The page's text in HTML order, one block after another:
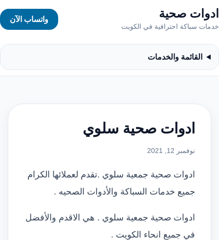
ادوات صحية
خدمات سباكة احترافية في الكويت
واتساب الآن
القائمة والخدمات
ادوات صحية سلوي
نوفمبر 12, 2021
ادوات صحية جمعية سلوي .تقدم لعملائها الكرام
جميع خدمات السباكة والأدوات الصحيه .
ادوات صحية جمعية سلوي . هي الاقدم والأفضل
في جميع انحاء الكويت .